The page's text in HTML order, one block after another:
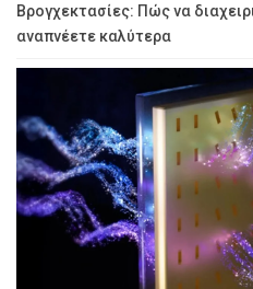
Βρογχεκτασίες: Πώς να
αναπνέετε καλύτερα